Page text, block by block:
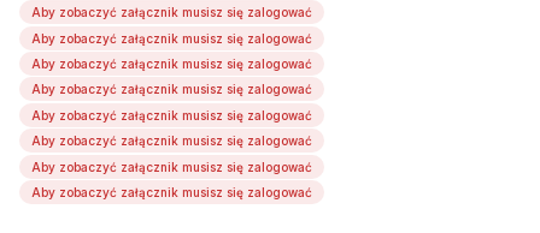
Aby zobaczyć załącznik musisz się zalogować
Aby zobaczyć załącznik musisz się zalogować
Aby zobaczyć załącznik musisz się zalogować
Aby zobaczyć załącznik musisz się zalogować
Aby zobaczyć załącznik musisz się zalogować
Aby zobaczyć załącznik musisz się zalogować
Aby zobaczyć załącznik musisz się zalogować
Aby zobaczyć załącznik musisz się zalogować